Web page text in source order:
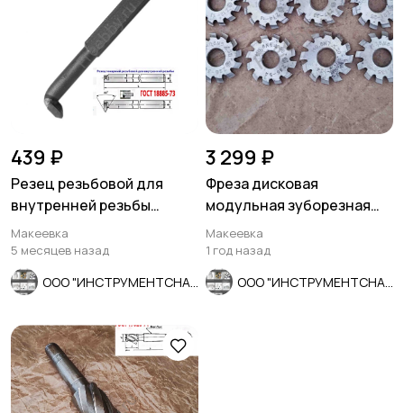
439 ₽
Резец резьбовой для
внутренней резьбы
16х16х170, Т5К10, 2662-
0005,.
Макеевка
5 месяцев назад
3 299 ₽
Фреза дисковая
модульная зуборезная
М0,8; Р6М5, 20°, Z12, к-т 8
шт
Макеевка
1 год назад